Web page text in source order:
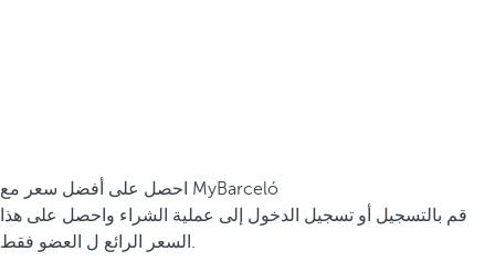
احصل على أفضل سعر مع MyBarceló
قم بالتسجيل أو تسجيل الدخول إلى عملية الشراء واحصل على هذا
السعر الرائع ل العضو فقط.